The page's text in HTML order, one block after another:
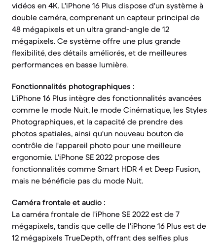
vidéos en 4K. L'iPhone 16 Plus dispose d'un système à
double caméra, comprenant un capteur principal de
48 mégapixels et un ultra grand-angle de 12
mégapixels. Ce système offre une plus grande
flexibilité, des détails améliorés, et de meilleures
performances en basse lumière.
Fonctionnalités photographiques :
L'iPhone 16 Plus intègre des fonctionnalités avancées
comme le mode Nuit, le mode Cinématique, les Styles
Photographiques, et la capacité de prendre des
photos spatiales, ainsi qu'un nouveau bouton de
contrôle de l'appareil photo pour une meilleure
ergonomie. L'iPhone SE 2022 propose des
fonctionnalités comme Smart HDR 4 et Deep Fusion,
mais ne bénéficie pas du mode Nuit.
Caméra frontale et audio :
La caméra frontale de l'iPhone SE 2022 est de 7
mégapixels, tandis que celle de l'iPhone 16 Plus est de
12 mégapixels TrueDepth, offrant des selfies plus